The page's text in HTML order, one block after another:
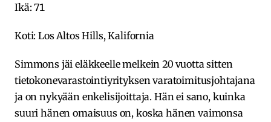
Ikä: 71
Koti: Los Altos Hills, Kalifornia
Simmons jäi eläkkeelle melkein 20 vuotta sitten
tietokonevarastointiyrityksen varatoimitusjohtajana
ja on nykyään enkelisijoittaja. Hän ei sano, kuinka
suuri hänen omaisuus on, koska hänen vaimonsa